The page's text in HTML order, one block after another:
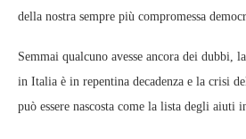
della nostra sempre più compromessa
Semmai qualcuno avesse ancora dei dubbi,
in Italia è in repentina decadenza e la crisi
può essere nascosta come la lista degli aiuti